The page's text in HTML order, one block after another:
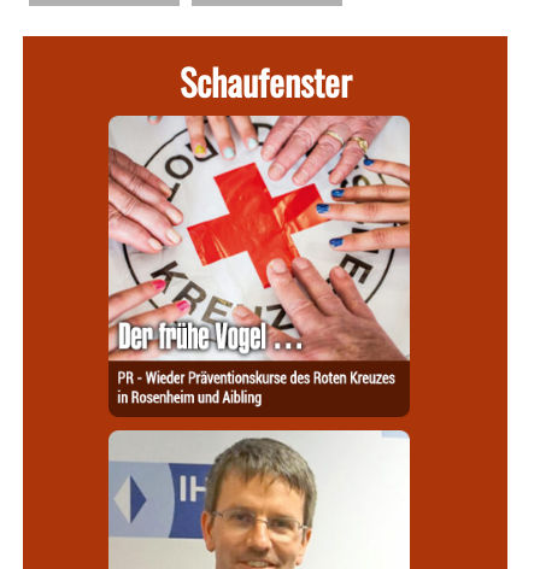
Schaufenster